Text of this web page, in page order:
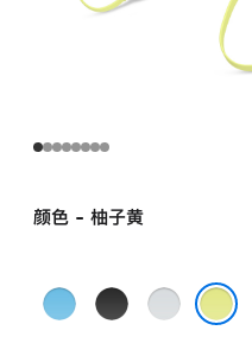
颜色 - 柚子黄
冷
Beats云